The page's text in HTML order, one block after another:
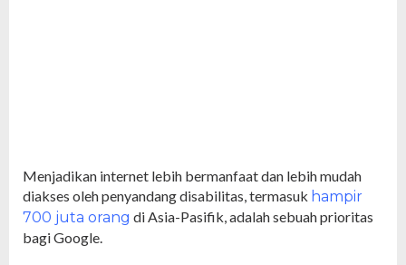
Menjadikan internet lebih bermanfaat dan lebih mudah
diakses oleh penyandang disabilitas, termasuk hampir
700 juta orang di Asia-Pasifik, adalah sebuah prioritas
bagi Google.